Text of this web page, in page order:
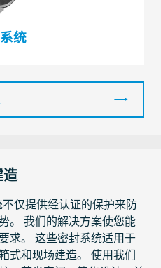
统
造
仅提供经认证的保护来防
。 我们的解决方案使您能
求。 这些密封系统适用于
式和现场建造。 使用我们